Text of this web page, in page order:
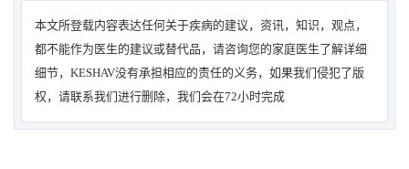
本文所登载内容表达任何关于疾病的建议，资讯，知识，观点，
都不能作为医生的建议或替代品，请咨询您的家庭医生了解详细
细节，KESHAV没有承担相应的责任的义务，如果我们侵犯了版
权，请联系我们进行删除，我们会在72小时完成